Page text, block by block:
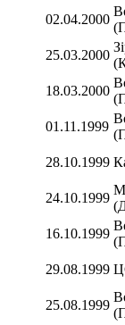
02.04.2000
25.03.2000
18.03.2000
01.11.1999
28.10.1999
24.10.1999
16.10.1999
29.08.1999
25.08.1999